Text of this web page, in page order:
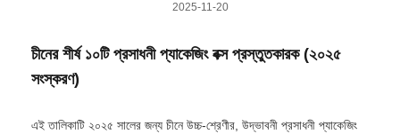
2025-11-20
চীনের শীর্ষ ১০টি প্রসাধনী প্যাকেজিং বক্স প্রস্তুতকারক (২০২৫
সংস্করণ)
এই তালিকাটি ২০২৫ সালের জন্য চীনে উচ্চ-শ্রেণীর, উদ্ভাবনী প্রসাধনী প্যাকেজিং